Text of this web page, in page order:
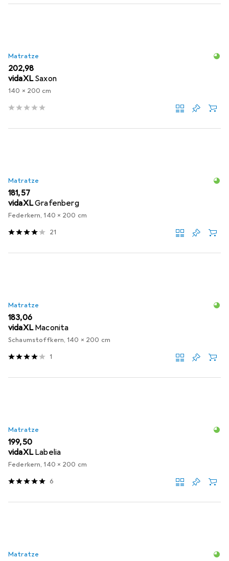
Matratze
EUR
202,98
vidaXL Saxon
140 x 200 cm
Matratze
EUR
181,57
vidaXLGrafenberg
Federkern, 140 x 200 cm
21
Matratze
EUR
183,06
vidaXL Maconita
Schaumstoffkern, 140 x 200 cm
1
Matratze
EUR
199,50
vidaXL Labelia
Federkern, 140 x 200 cm
6
Matratze